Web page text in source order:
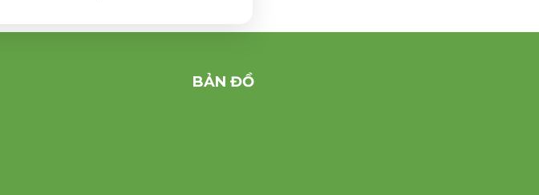
BẢN ĐỒ